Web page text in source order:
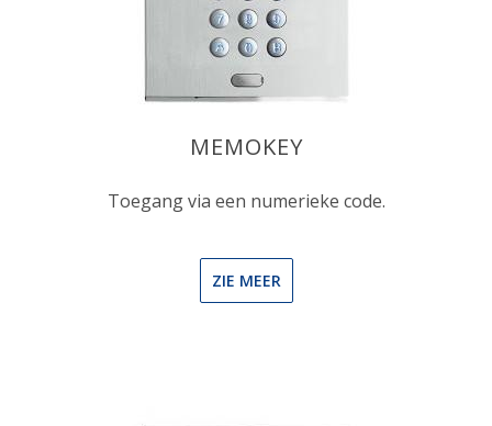
MEMOKEY
Toegang via een numerieke code.
ZIE MEER